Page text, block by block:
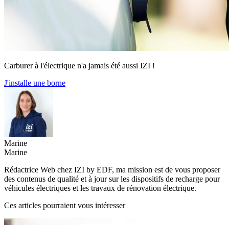
Carburer à l'électrique n'a jamais été aussi IZI !
J'installe une borne
Marine
Marine
Rédactrice Web chez IZI by EDF, ma mission est de vous proposer
des contenus de qualité et à jour sur les dispositifs de recharge pour
véhicules électriques et les travaux de rénovation électrique.
Ces articles pourraient vous intéresser